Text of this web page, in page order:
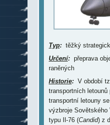
Typ:těžký
Určení:přeprava
raněných
Historie:V období
transportních
transportní letouny
výzbroje Sovětského
typu Il-76 (Candid) z